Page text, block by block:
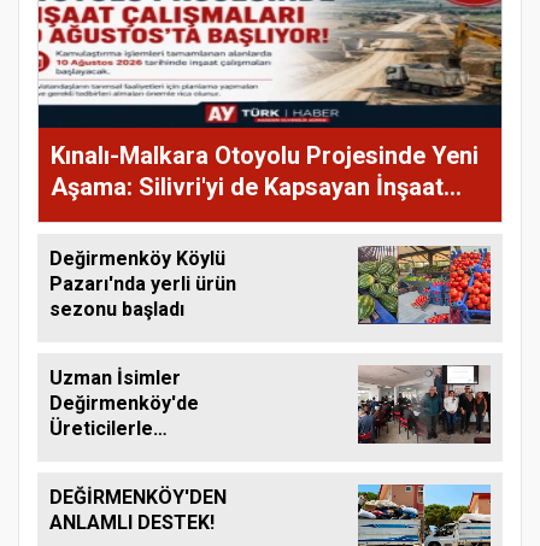
Kınalı-Malkara Otoyolu Projesinde Yeni
Aşama: Silivri'yi de Kapsayan İnşaat
Çalışmaları 10 Ağustos'ta Başlıyor
Değirmenköy Köylü
Pazarı'nda yerli ürün
sezonu başladı
Uzman İsimler
Değirmenköy'de
Üreticilerle
DEĞİRMENKÖY'DEN
ANLAMLI DESTEK!